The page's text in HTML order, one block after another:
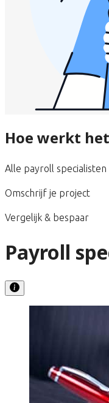
Hoe werkt
Alle payroll specialisten
Omschrijf je project
Vergelijk & bespaar
Payroll